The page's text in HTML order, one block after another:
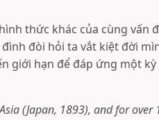
thức khác của cùng vấn
đòi hỏi ta vắt kiệt đời
giới hạn để đáp ứng một
(Japan, 1893), and for